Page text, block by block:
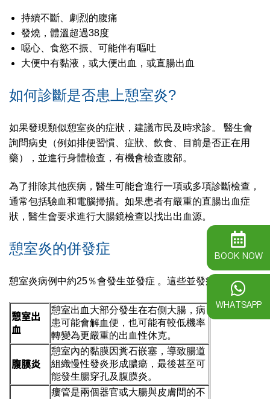
持續不斷、劇烈的腹痛
發燒，體溫超過38度
噁心、食慾不振、可能伴有嘔吐
大便中有黏液，或大便出血，或直腸出血
如何診斷是否患上憩室炎?
如果發現類似憩室炎的症狀，建議市民及時求診。 醫生會
詢問病史（例如排便習慣、症狀、飲食、目前是否正在用
藥），並進行身體檢查，有機會檢查腹部。
為了排除其他疾病，醫生可能會進行一項或多項診斷檢查，
通常包括驗血和電腦掃描。如果患者有嚴重的直腸出血症
狀，醫生會要求進行大腸鏡檢查以找出出血源。
憩室炎的併發症
憩室炎病例中約25％會發生並發症 。這些並發症包括：
憩室出
血
憩室出血大部分發生在右側大腸，病
患可能會解血便，也可能有較低機率
轉變為更嚴重的出血性休克。
腹膜炎
憩室內的黏膜因糞石嵌塞，導致腸道
組織慢性發炎形成膿瘍，最後甚至可
能發生腸穿孔及腹膜炎。
瘻管是兩個器官或大腸與皮膚間的不
BOOK NOW
WHATSAPP